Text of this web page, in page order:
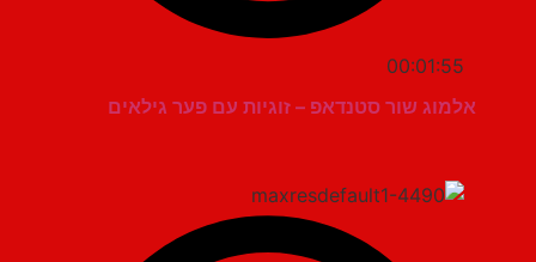
00:01:55
אלמוג שור סטנדאפ – זוגיות עם פער גילאים